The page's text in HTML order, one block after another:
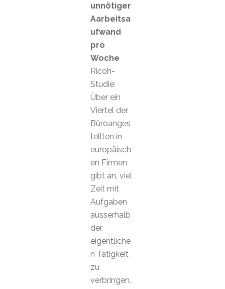
unnötiger
Aarbeitsa
ufwand
pro
Woche
Ricoh-
Studie:
Über ein
Viertel der
Büroanges
tellten in
europäisch
en Firmen
gibt an, viel
Zeit mit
Aufgaben
ausserhalb
der
eigentliche
n Tätigkeit
zu
verbringen.